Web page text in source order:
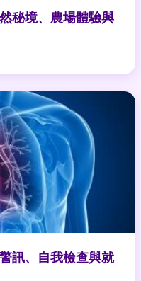
秘境、農場體驗與
訊、自我檢查與就